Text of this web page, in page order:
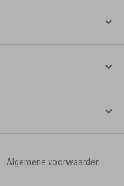
Algemene voorwaarden